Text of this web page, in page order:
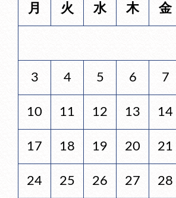
月 火 水 木 金
3 4 5 6 7
10 11 12 13 14
17 18 19 20 21
24 25 26 27 28